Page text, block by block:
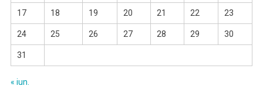
17 18 19 20 21 22 23
24 25 26 27 28 29 30
31
« iun.